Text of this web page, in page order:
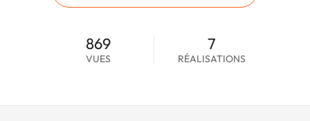
869
VUES
7
RÉALISATIONS